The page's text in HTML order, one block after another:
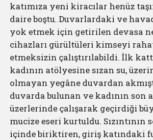
katımıza yeni kiracılar henüz
daire boştu. Duvarlardaki ve
yok etmek için getirilen devasa
cihazları gürültüleri kimseyi
etmeksizin çalıştırılabildi. İlk
kadının atölyesine sızan su,
olmayan yegâne duvardan
duvarda bulunan ve kadının son
üzerlerinde çalışarak geçirdiği
mucize eseri kurtuldu. Sızıntının
içinde biriktiren, giriş katındaki